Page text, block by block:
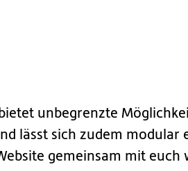
unbegrenzte
lässt sich zudem modular
gemeinsam mit euch